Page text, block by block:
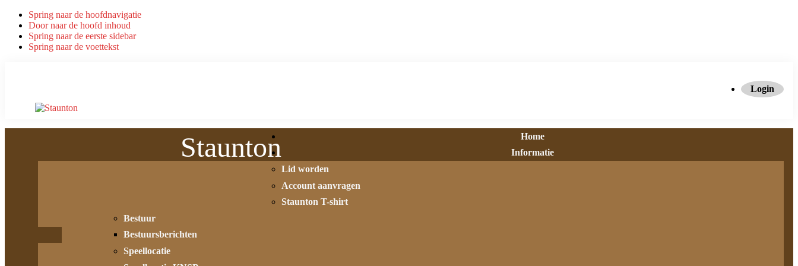
Spring naar de hoofdnavigatie
Door naar de hoofd inhoud
Spring naar de eerste sidebar
Spring naar de voettekst
Login
Staunton
Home
Informatie
Lid worden
Account aanvragen
Staunton T-shirt
Bestuur
Bestuursberichten
Speellocatie